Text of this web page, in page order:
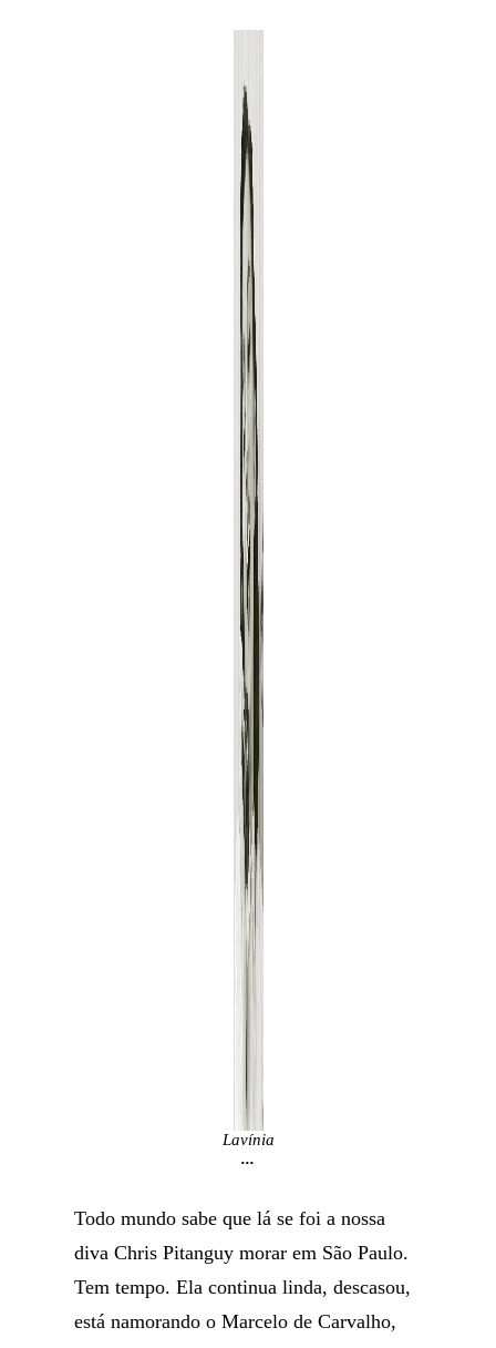
Lavínia
...
Todo mundo sabe que lá se foi a nossa
diva Chris Pitanguy morar em São Paulo.
Tem tempo. Ela continua linda, descasou,
está namorando o Marcelo de Carvalho,